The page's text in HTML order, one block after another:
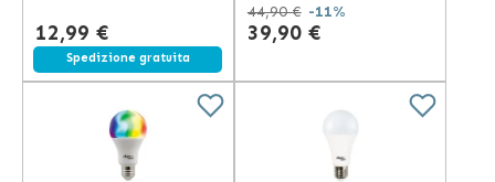
12,99 €
Spedizione gratuita
44,90 € -11%
39,90 €